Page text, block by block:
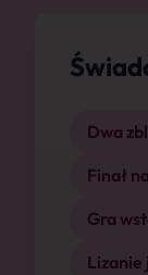
Dwa
Finał
Gra
Lizanie